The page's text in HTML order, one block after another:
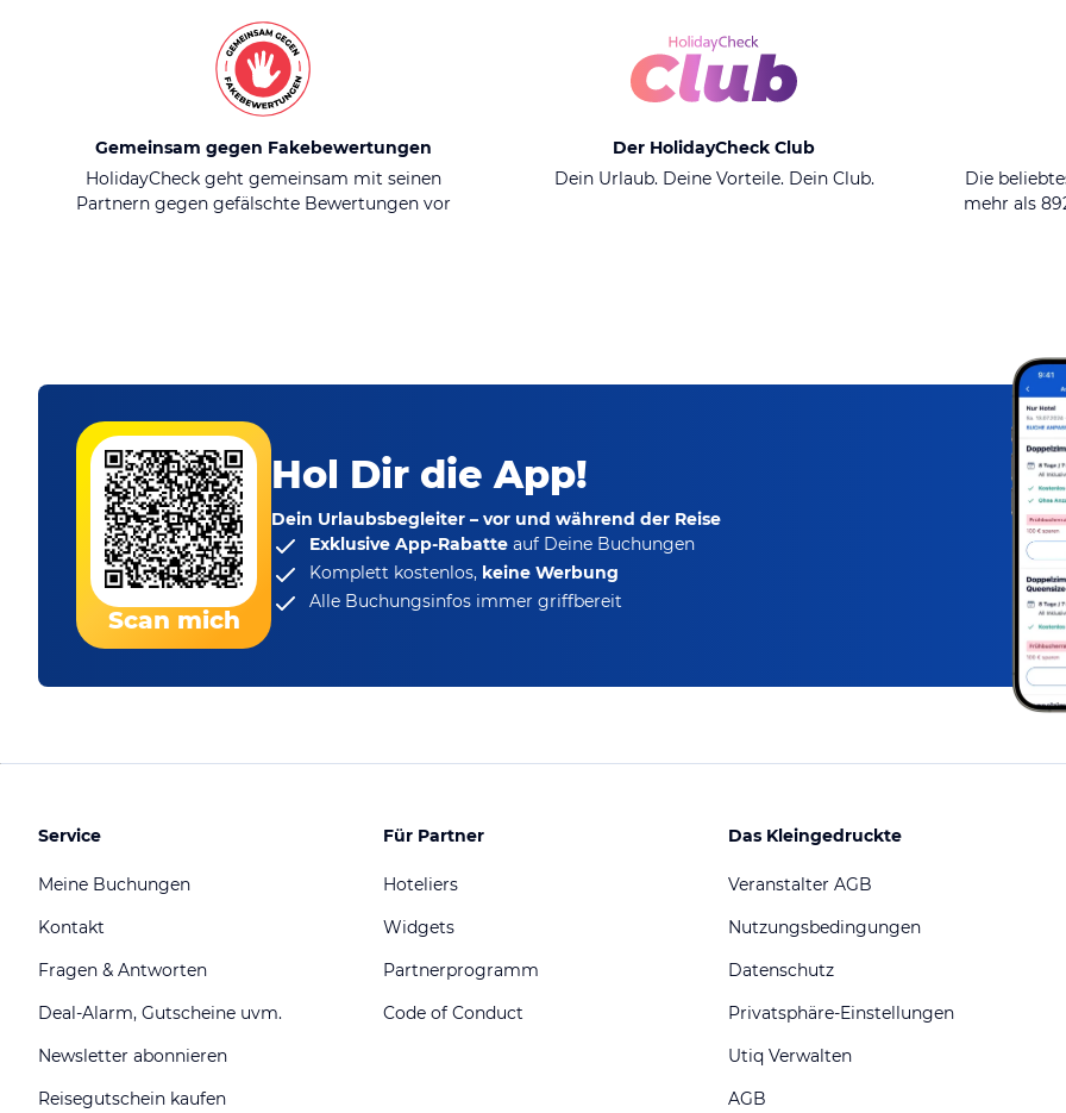
Gemeinsam gegen Fakebewertungen
HolidayCheck geht gemeinsam mit seinen
Partnern gegen gefälschte Bewertungen vor
Der HolidayCheck Club
Dein Urlaub. Deine Vorteile. Dein Club.
Die
mehr als
Scan mich
Hol Dir die App!
Dein Urlaubsbegleiter – vor und während der Reise
Exklusive App-Rabatte auf Deine Buchungen
Komplett kostenlos, keine Werbung
Alle Buchungsinfos immer griffbereit
Service
Meine Buchungen
Kontakt
Fragen & Antworten
Deal-Alarm, Gutscheine uvm.
Newsletter abonnieren
Reisegutschein kaufen
Für Partner
Hoteliers
Widgets
Partnerprogramm
Code of Conduct
Das Kleingedruckte
Veranstalter AGB
Nutzungsbedingungen
Datenschutz
Privatsphäre-Einstellungen
Utiq Verwalten
AGB